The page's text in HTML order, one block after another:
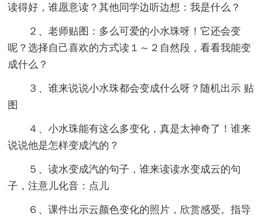
读得好，谁愿意读？其他同学边听边想：我是什么？
２、老师贴图：多么可爱的小水珠呀！它还会变
呢？选择自己喜欢的方式读１～２自然段，看看我能变
成什么？
３、谁来说说小水珠都会变成什么呀？随机出示 贴
图
４、小水珠能有这么多变化，真是太神奇了！谁来
说说他是怎样变成汽的？
５、读水变成汽的句子，谁来读读水变成云的句
子，注意儿化音：点儿
６、课件出示云颜色变化的照片，欣赏感受。指导